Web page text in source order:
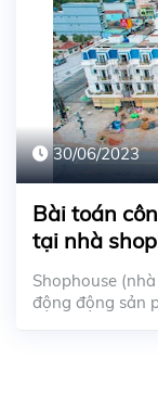
30/06/2023
Bài toán
tại nhà
điểm thị trấn
Shophouse
động động sản